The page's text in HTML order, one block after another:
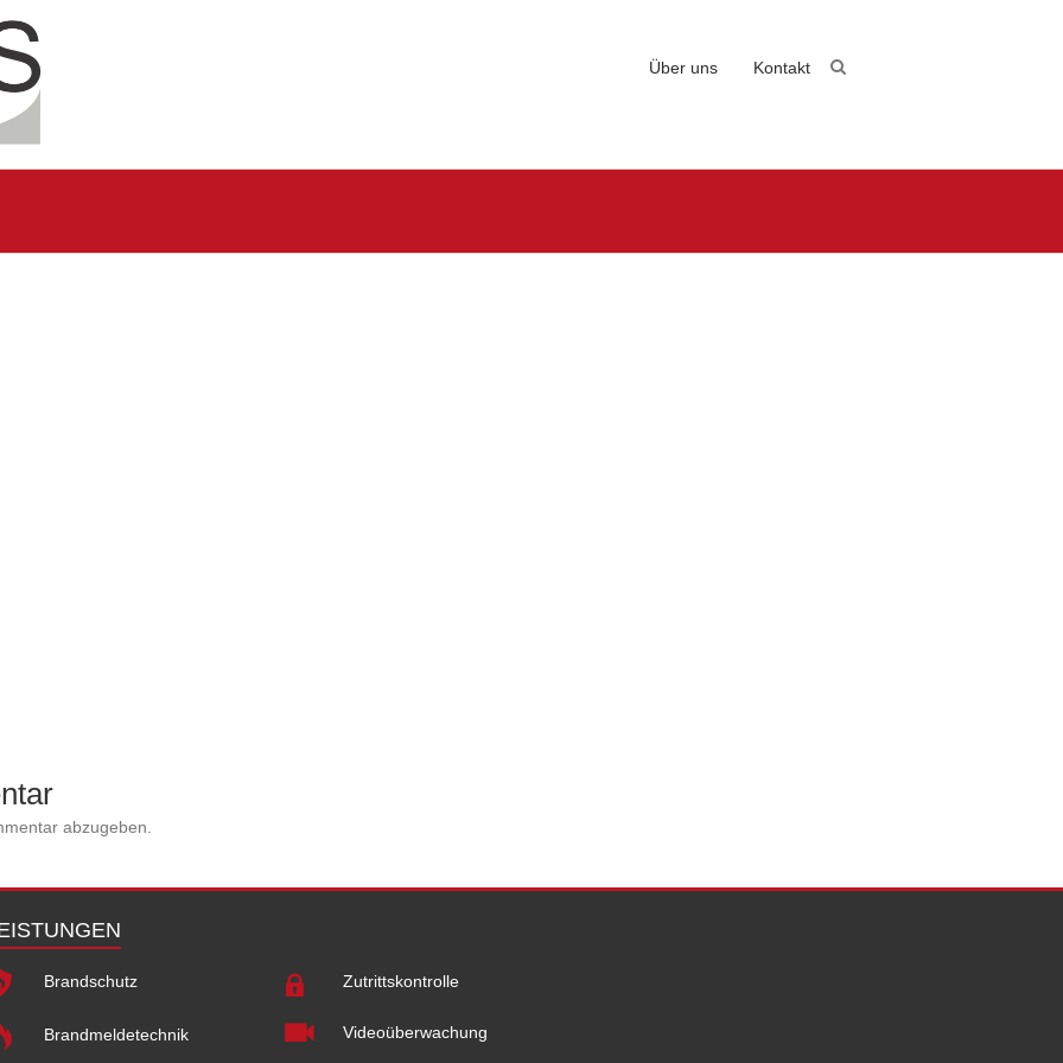
Über uns Kontakt
abzugeben.
Brandschutz
Brandmeldetechnik
Zutrittskontrolle
Videoüberwachung